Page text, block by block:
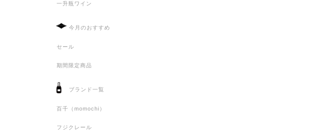
一升瓶ワイン
今月のおすすめ
セール
期間限定商品
ブランド一覧
百千（momochi）
フジクレール